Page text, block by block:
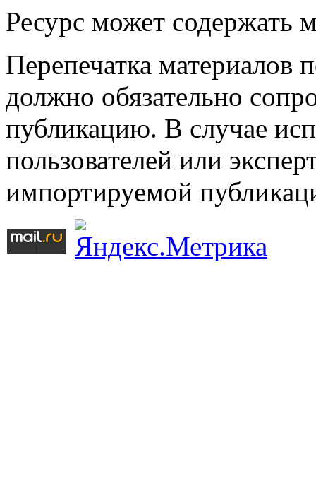
Ресурс может содержать
Перепечатка материалов
должно обязательно
публикацию. В случае
пользователей или
импортируемой